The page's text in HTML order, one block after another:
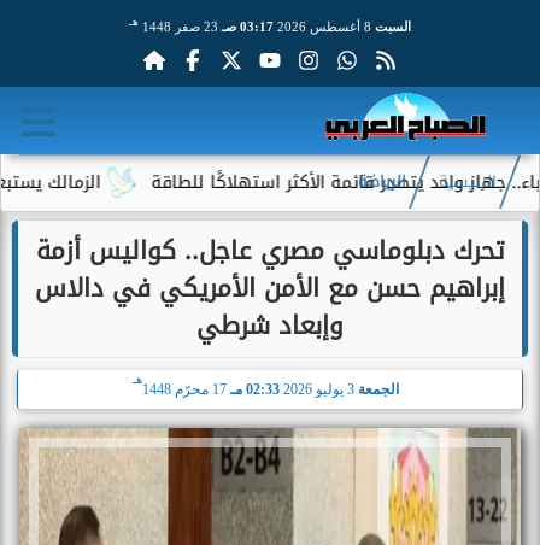
السبت 03:17 صـ 23 صفر 1448 هـ
الزمالك يستبعد 4 لاعبين شباب من حساباته في الموسم الجديد واحد يتصدر قائمة الأكثر استهلاكًا للطاقة
الرئيسية الرياضة
تحرك دبلوماسي مصري عاجل.. كواليس أزمة
إبراهيم حسن مع الأمن الأمريكي في دالاس
وإبعاد شرطي
الجمعة 3 يوليو 2026 02:33 مـ 17 محرّم 1448
هـ